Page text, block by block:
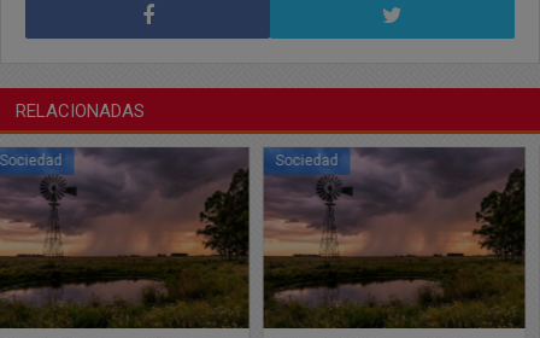
RELACIONADAS
Sociedad Sociedad